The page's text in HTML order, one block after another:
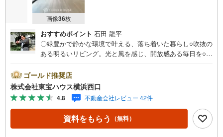
画像36枚
おすすめポイント 石田 龍平
〇緑豊かで静かな環境で叶える、落ち着いた暮らし○吹抜の
ある明るいリビング。光と風を感じ、開放感ある毎日を○2
い間取り設計ーーーーYahoo！ 不動産キャンペーン対象店
舗ーーーー当店で物件を成約するとPayPayボーナスライト
がもらえる「Yahoo！ 不動産 物件ご成約キャンペーン」の
対象になります。「資料をもらう」「見学予約をする」ボ
タンからお問い合わせください。※必ずYahoo！ JAPAN ID
でログインしてください。※PayPayボーナスライトは出金
ゴールド推奨店
株式会社東宝ハウス横浜西口
4.8 不動産会社レビュー 42件
資料をもらう （無料）